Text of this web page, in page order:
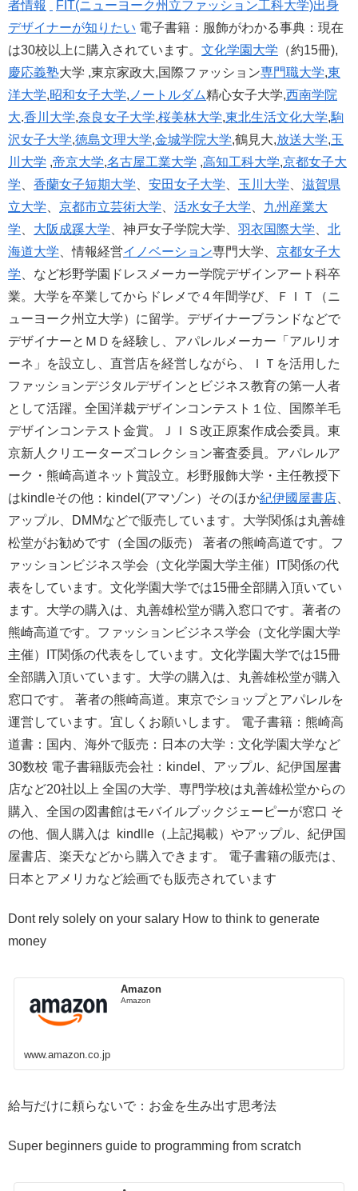
者情報
FIT(ニューヨーク州立ファッション工科大学)出身
デザイナーが知りたい 電子書籍：服飾がわかる事典：現在
は30校以上に購入されています。 文化学園大学 （約15冊),
慶応義塾大学 ,東京家政大,国際ファッション専門職大学,東
洋大学,昭和女子大学, ノートルダム精心女子大学,西南学院
大.香川大学,奈良女子大学,桜美林大学,東北生活文化大学,駒
沢女子大学,徳島文理大学,金城学院大学,鶴見大,放送大学,玉
川大学 ,帝京大学,名古屋工業大学 ,高知工科大学,京都女子大
学
香蘭女子短期大学 安田女子大学 玉川大学
滋賀県
立大学
京都市立芸術大学 活水女子大学
九州産業大
学
大阪成蹊大学 、神戸女子学院大学、 羽衣国際大学
北
海道大学 、情報経営イノベーション専門大学、 京都女子大
学 、など杉野学園ドレスメーカー学院デザインアート科卒
業。大学を卒業してからドレメで４年間学び、ＦＩＴ（ニ
ューヨーク州立大学）に留学。デザイナーブランドなどで
デザイナーとＭＤを経験し、アパレルメーカー「アルリオ
ーネ」を設立し、直営店を経営しながら、ＩＴを活用した
ファッションデジタルデザインとビジネス教育の第一人者
として活躍。全国洋裁デザインコンテスト１位、国際羊毛
デザインコンテスト金賞。ＪＩＳ改正原案作成会委員。東
京新人クリエーターズコレクション審査委員。アパレルア
ーク・熊崎高道ネット賞設立。杉野服飾大学・主任教授下
はkindleその他：kindel(アマゾン）そのほか紀伊國屋書店
アップル、DMMなどで販売しています。大学関係は丸善雄
松堂がお勧めです（全国の販売） 著者の熊崎高道です。フ
ァッションビジネス学会（文化学園大学主催）IT関係の代
表をしています。文化学園大学では15冊全部購入頂いてい
ます。大学の購入は、丸善雄松堂が購入窓口です。著者の
熊崎高道です。ファッションビジネス学会（文化学園大学
主催）IT関係の代表をしています。文化学園大学では15冊
全部購入頂いています。大学の購入は、丸善雄松堂が購入
窓口です。 著者の熊崎高道。東京でショップとアパレルを
運営しています。宜しくお願いします。 電子書籍：熊崎高
道書：国内、海外で販売：日本の大学：文化学園大学など
30数校 電子書籍販売会社：kindel、アップル、紀伊国屋書
店など20社以上 全国の大学、専門学校は丸善雄松堂からの
購入、全国の図書館はモバイルブックジェーピーが窓口 そ
の他、個人購入は kindlle（上記掲載）やアップル、紀伊国
屋書店、楽天などから購入できます。 電子書籍の販売は、
日本とアメリカなど絵画でも販売されています
Dont rely solely on your salary How to think to generate
money
Amazon
Amazon
www.amazon.co.jp
給与だけに頼らないで：お金を生み出す思考法
Super beginners guide to programming from scratch